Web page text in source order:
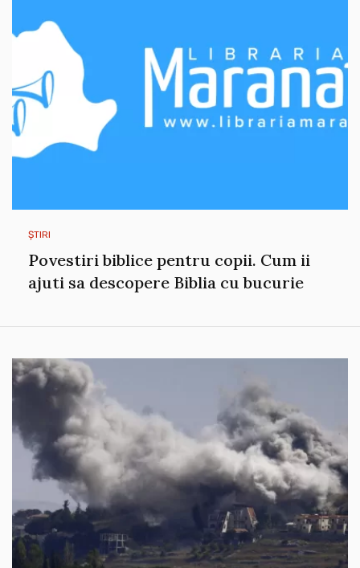
ȘTIRI
Povestiri biblice pentru copii. Cum ii
ajuti sa descopere Biblia cu bucurie